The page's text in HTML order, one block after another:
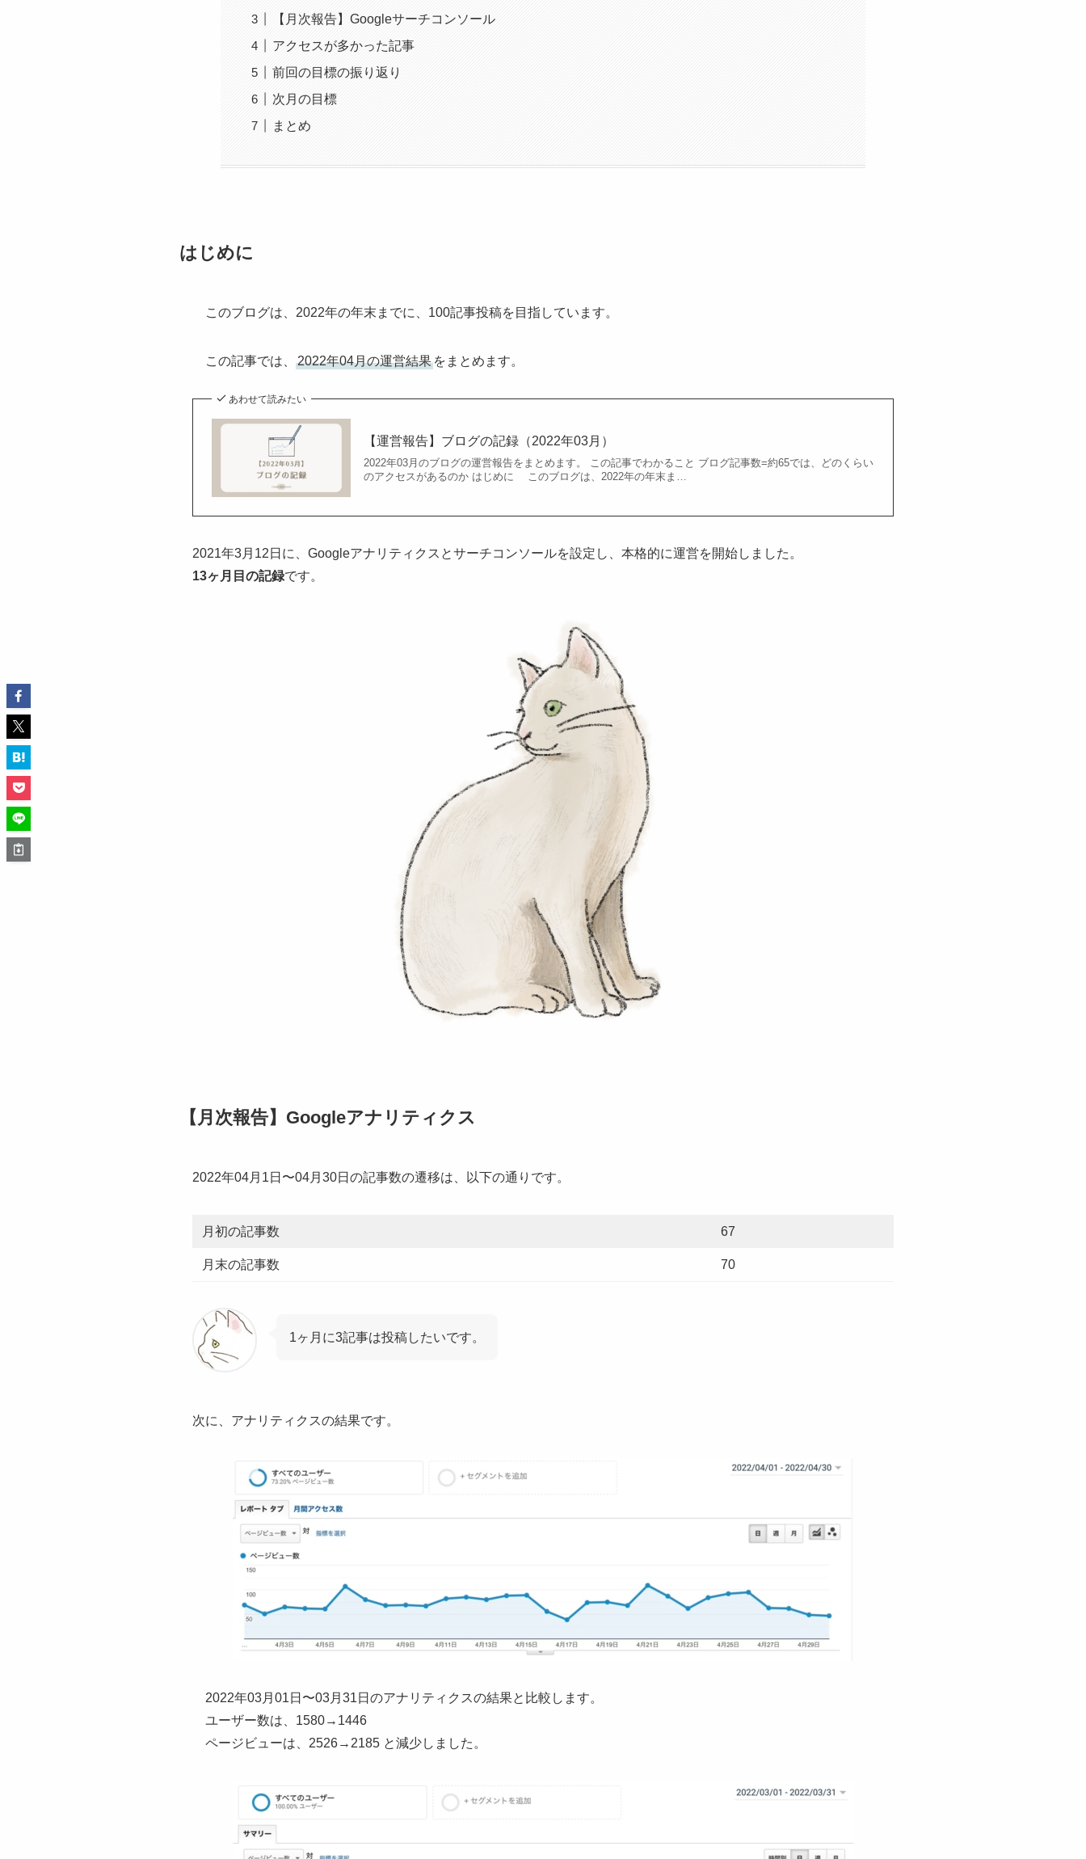
【月次報告】Googleサーチコンソール
アクセスが多かった記事
前回の目標の振り返り
次月の目標
まとめ
はじめに
このブログは、2022年の年末までに、100記事投稿を目指しています。
この記事では、 2022年04月の運営結果 をまとめます。
あわせて読みたい
【運営報告】ブログの記録（2022年03月）
2022年03月のブログの運営報告をまとめます。 この記事でわかること ブログ記事数=約65では、どのくらい
のアクセスがあるのか はじめに このブログは、2022年の年末ま…
2021年3月12日に、Googleアナリティクスとサーチコンソールを設定し、本格的に運営を開始しました。
13ヶ月目の記録です。
【月次報告】Googleアナリティクス
2022年04月1日〜04月30日の記事数の遷移は、以下の通りです。
月初の記事数 67
月末の記事数 70
1ヶ月に3記事は投稿したいです。
次に、アナリティクスの結果です。
2022年03月01日〜03月31日のアナリティクスの結果と比較します。
ユーザー数は、1580→1446
ページビューは、2526→2185 と減少しました。